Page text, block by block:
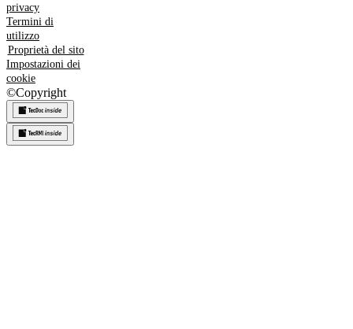
privacy
Termini di
utilizzo
Proprietà del sito
Impostazioni dei
cookie
©Copyright